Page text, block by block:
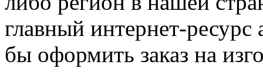
главный интернет-
бы оформить заказ на